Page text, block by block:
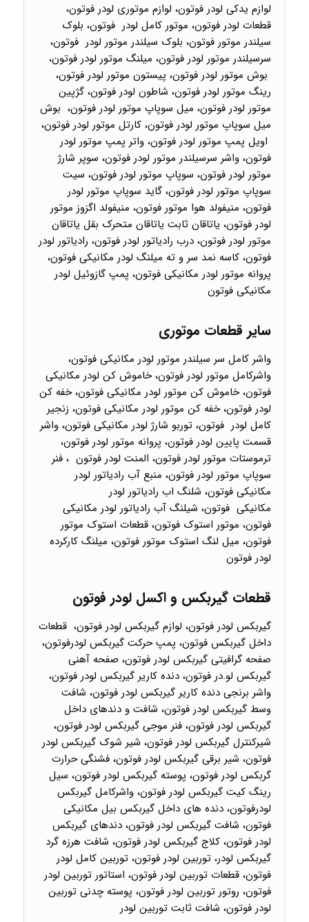
لوازم یدکی لودر فوتون، لوازم موتوری لودر فوتون،
قطعات لودر فوتون، موتور کامل لودر فوتون، بلوک
سیلندر موتور فوتون، بلوک سیلندر موتور لودر فوتون،
سرسیلندر موتور لودر فوتون، میلنگ موتور لودر فوتون،
بوش موتور لودر فوتون، پیستون موتور لودر فوتون،
رینگ موتور لودر فوتون، شاطون لودر فوتون، گژپین
موتور لودر فوتون، میل سوپاپ موتور لودر فوتون، بوش
میل سوپاپ موتور لودر فوتون، کارتل موتور لودر فوتون،
اویل پمپ موتور لودر فوتون، واتر پمپ موتور لودر
فوتون، واشر سرسیلندر موتور لودر فوتون، سوپر شارژ
موتور لودر فوتون، سوپاپ موتور لودر فوتون، سیت
سوپاپ موتور لودر فوتون، گاید سوپاپ موتور لودر
فوتون، منیفولد هوا موتور فوتون، منیفولد اگزوز موتور
لودر فوتون، یاتاقان ثابت یاتاقان متحرک بقل یاتاقان
موتور لودر فوتون، درب رادیاتور لودر فوتون، رادیاتور لودر
فوتون، کاسه نمد سر و ته میلنگ لودر مکانیکی فوتون،
پروانه موتور لودر مکانیکی فوتون، پمپ گازوئیل لودر
مکانیکی فوتون
سایر قطعات موتوری
واشر کامل سر سیلندر موتور لودر مکانیکی فوتون،
واشرکامل موتور لودر فوتون، خاموش کن لودر مکانیکی
فوتون، خاموش کن موتور لودر مکانیکی فوتون، خفه کن
لودر فوتون، خفه کن موتور لودر مکانیکی فوتون، زنجیر
کامل لودر فوتون، توربو شارژ لودر مکانیکی فوتون، واشر
قسمت پایین لودر فوتون، پروانه موتور لودر فوتون،
ترموستات موتور لودر فوتون، المنت لودر فوتون ، فنر
سوپاپ موتور لودر فوتون، منبع آب رادیاتور لودر
مکانیکی فوتون، شلنگ اب رادیاتور لودر
مکانیکی فوتون، شیلنگ آب رادیاتور لودر مکانیکی
فوتون، موتور استوک فوتون، قطعات استوک موتور
فوتون، میل لنگ استوک موتور فوتون، میلنگ کارکرده
لودر فوتون
قطعات گیربکس و اکسل لودر فوتون
گیربکس لودر فوتون، لوازم گیربکس لودر فوتون، قطعات
داخل گیربکس فوتون، پمپ حرکت گیربکس لودرفوتون،
صفحه گرافیتی گیربکس لودر فوتون، صفحه آهنی
گیربکس لو.در فوتون، دنده کاریر گیربکس لودر فوتون،
واشر برنجی دنده کاریر گیربکس لودر فوتون، شافت
وسط گیربکس لودر فوتون، شافت و دندهای داخل
گیربکس لودر فوتون، فنر موجی گیربکس لودر فوتون،
شیرکنترل گیربکس لودر فوتون، شیر شوک گیربکس لودر
فوتون، شیر برقی گیربکس لودر فوتون، فشنگی حرارت
گربکس لودر فوتون، پوسته گیربکس لودر فوتون، سیل
رینگ کیت گیربکس لودر فوتون، واشرکامل گیربکس
لودرفوتون، دنده های داخل گیربکس بیل مکانیکی
فوتون، شافت گیربکس لودر فوتون، دندهای گیربکس
لودر فوتون، کلاج گیربکس لودر فوتون، شافت هرزه گرد
گیربکس لودر، توربین لودر فوتون، توربین کامل لودر
فوتون، قطعات توربین لودر فوتون، استاتور توربین لودر
فوتون، روتور توربین لودر فوتون، پوسته چدنی توربین
لودر فوتون، شافت ثابت توربین لودر